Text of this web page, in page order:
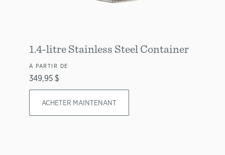
1.4-litre Stainless Steel Container
À PARTIR DE
349,95 $
ACHETER MAINTENANT